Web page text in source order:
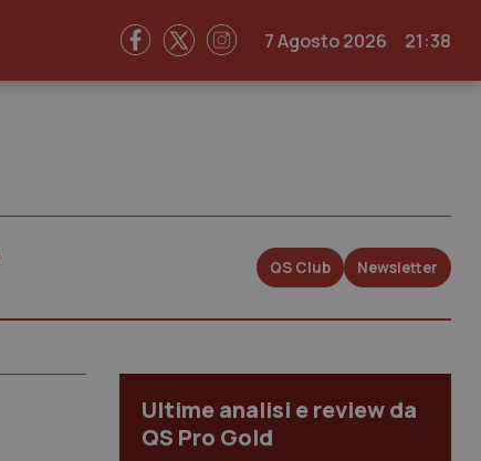
7 Agosto 2026 21:38
QS Club Newsletter
Ultime analisi e review da
QS Pro Gold